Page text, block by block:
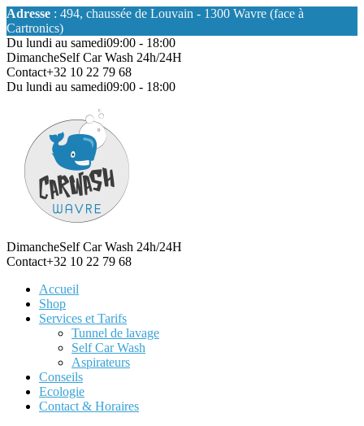
Adresse : 494, chaussée de Louvain - 1300 Wavre (face à
Cartronics)
Du lundi au samedi09:00 - 18:00
DimancheSelf Car Wash 24h/24H
Contact+32 10 22 79 68
Du lundi au samedi09:00 - 18:00
DimancheSelf Car Wash 24h/24H
Contact+32 10 22 79 68
Accueil
Shop
Services et Tarifs
Tunnel de lavage
Self Car Wash
Aspirateurs
Conseils
Ecologie
Contact & Horaires